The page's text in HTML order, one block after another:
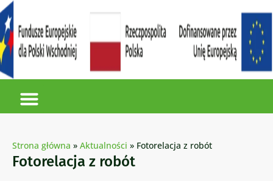
Strona główna » Aktualności » Fotorelacja z robót
Fotorelacja z robót